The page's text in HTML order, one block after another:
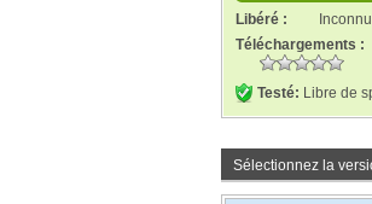
Libéré : Inconnu
Téléchargements :
Testé: Libre de
Sélectionnez la